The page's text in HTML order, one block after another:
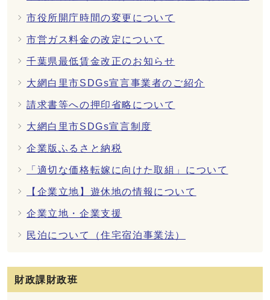
市役所開庁時間の変更について
市営ガス料金の改定について
千葉県最低賃金改正のお知らせ
大網白里市SDGs宣言事業者のご紹介
請求書等への押印省略について
大網白里市SDGs宣言制度
企業版ふるさと納税
「適切な価格転嫁に向けた取組」について
【企業立地】遊休地の情報について
企業立地・企業支援
民泊について（住宅宿泊事業法）
財政課財政班